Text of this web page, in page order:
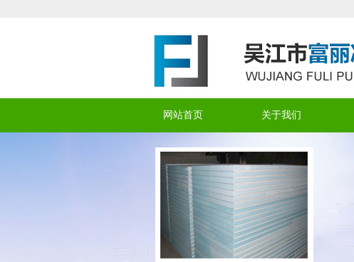
网站首页 关于我们